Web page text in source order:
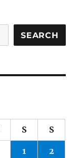
SEARCH
S S
1 2